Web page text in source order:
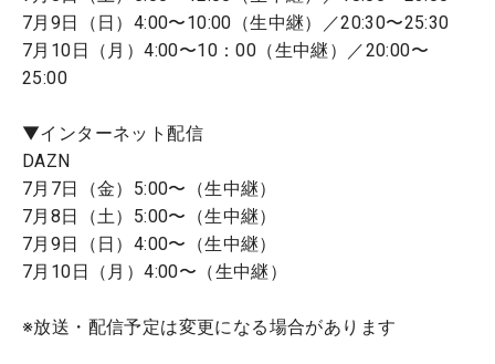
7月9日（日）4:00〜10:00（生中継）／20:30〜25:30
7月10日（月）4:00〜10：00（生中継）／20:00〜
25:00
▼インターネット配信
DAZN
7月7日（金）5:00〜（生中継）
7月8日（土）5:00〜（生中継）
7月9日（日）4:00〜（生中継）
7月10日（月）4:00〜（生中継）
※放送・配信予定は変更になる場合があります